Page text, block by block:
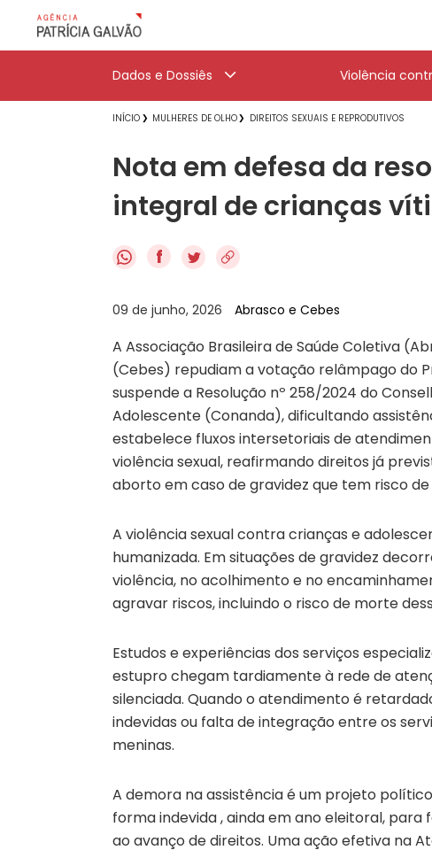
Dados e Dossiês Violência
INÍCIO MULHERES DE OLHO DIREITOS SEXUAIS E REPRODUTIVOS
Nota em defesa da
integral de crianças
f
09 de junho, 2026 Abrasco e Cebes
A Associação Brasileira de Saúde Coletiva
(Cebes) repudiam a votação relâmpago do
suspende a Resolução nº 258/2024 do
Adolescente (Conanda), dificultando
estabelece fluxos intersetoriais de
violência sexual, reafirmando direitos já
aborto em caso de gravidez que tem risco
A violência sexual contra crianças e
humanizada. Em situações de gravidez
violência, no acolhimento e no
agravar riscos, incluindo o risco de morte
Estudos e experiências dos serviços
estupro chegam tardiamente à rede de
silenciada. Quando o atendimento é
indevidas ou falta de integração entre os
meninas.
A demora na assistência é um projeto
forma indevida , ainda em ano eleitoral,
ao avanço de direitos. Uma ação efetiva na